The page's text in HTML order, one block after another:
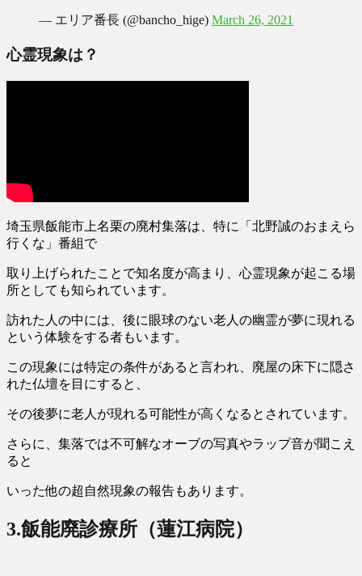
— エリア番長 (@bancho_hige) March 26, 2021
心霊現象は？
埼玉県飯能市上名栗の廃村集落は、特に
「北野誠のおまえら
行くな」 番組で
取り上げられたことで知名度が高まり、心霊現象が起こる場
所としても知られています。
訪れた人の中には、後に 眼球のない老人の幽霊が夢に現れる
という体験をする者もいます。
この現象には特定の条件があると言われ、廃屋の床下に隠さ
れた仏壇を目にすると、
その後夢に老人が現れる可能性が高くなるとされています。
さらに、集落では不可解なオーブの写真やラップ音が聞こえ
る と
いった他の超自然現象の報告もあります。
3.飯能廃診療所（蓮江病院）